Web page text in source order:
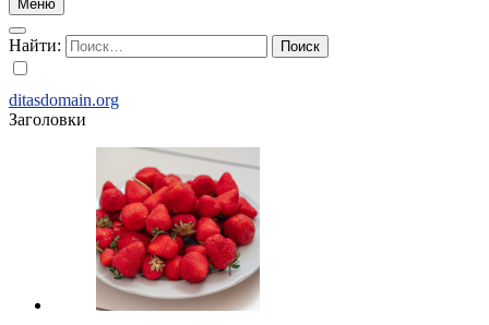
Меню
Найти:
ditasdomain.org
Заголовки